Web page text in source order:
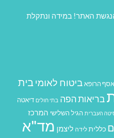
האתר! במידה ונתקלת
אסף הרופא ביטוח לאומיבית
בריאות הפה בתי חולים דיאטה
העברית הגיל השלישי המרכז
כללית לידה ליצמן מד"א